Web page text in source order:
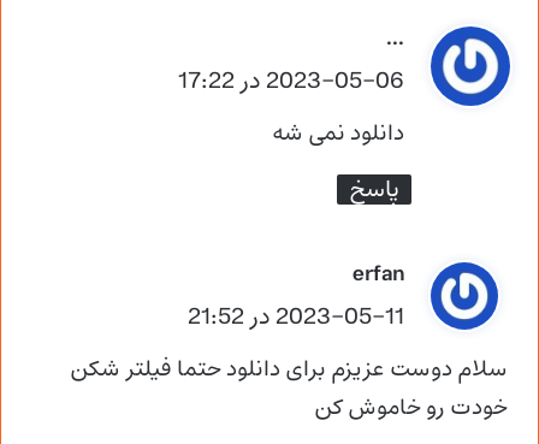
...
ف
ت
:
2023-05-06 در 17:22
دانلود نمی شه
پاسخ
erfan
ف
ت
:
2023-05-11 در 21:52
سلام دوست عزیزم برای دانلود حتما فیلتر شکن
خودت رو خاموش کن